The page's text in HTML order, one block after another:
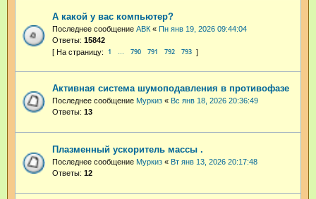
А какой у вас компьютер?
Последнее сообщение АВК « Пн янв 19, 2026 09:44:04
Ответы: 15842
1 … 790 791 792 793
Активная система шумоподавления в противофазе
Последнее сообщение Муркиз « Вс янв 18, 2026 20:36:49
Ответы: 13
Плазменный ускоритель массы .
Последнее сообщение Муркиз « Вт янв 13, 2026 20:17:48
Ответы: 12